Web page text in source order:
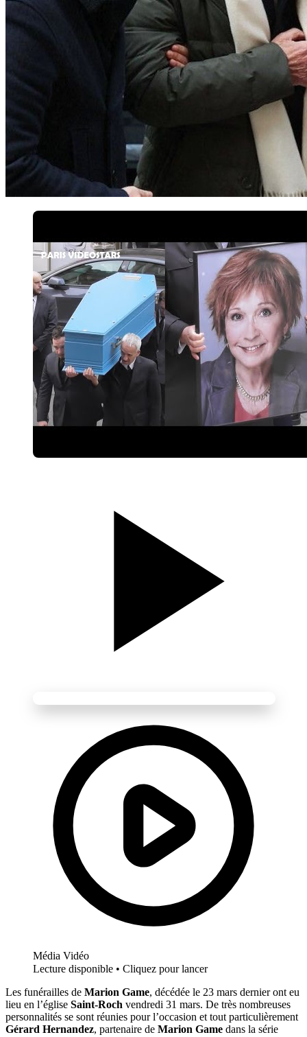
Média Vidéo
Lecture disponible • Cliquez pour lancer
Les funérailles de Marion Game, décédée le 23 mars dernier ont eu
lieu en l’église Saint-Roch vendredi 31 mars. De très nombreuses
personnalités se sont réunies pour l’occasion et tout particulièrement
Gérard Hernandez, partenaire de Marion Game dans la série